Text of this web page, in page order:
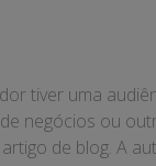
tiver uma
negócios ou
de blog. A